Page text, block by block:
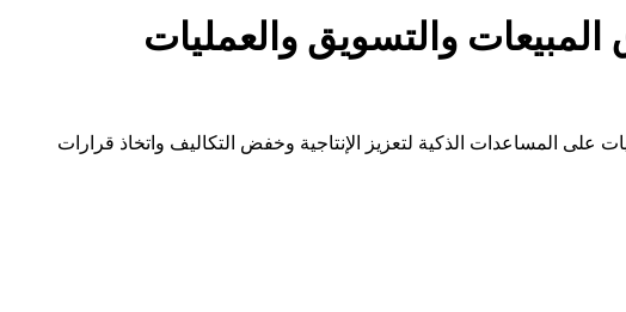
والتسويق والعمليات
المساعدات الذكية لتعزيز الإنتاجية وخفض التكاليف واتخاذ قرارات